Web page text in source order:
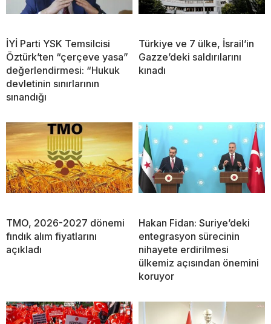
İYİ Parti YSK Temsilcisi
Öztürk’ten “çerçeve yasa”
değerlendirmesi: “Hukuk
devletinin sınırlarının
sınandığı
Türkiye ve 7 ülke, İsrail’in
Gazze’deki saldırılarını
kınadı
TMO, 2026-2027 dönemi
fındık alım fiyatlarını
açıkladı
Hakan Fidan: Suriye’deki
entegrasyon sürecinin
nihayete erdirilmesi
ülkemiz açısından önemini
koruyor